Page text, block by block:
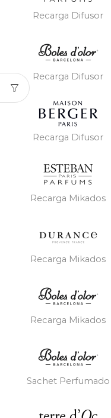
Recarga Difusor
Recarga Difusor
Recarga Difusor
Recarga Mikados
Recarga Mikados
Recarga Mikados
Sachet Perfumado